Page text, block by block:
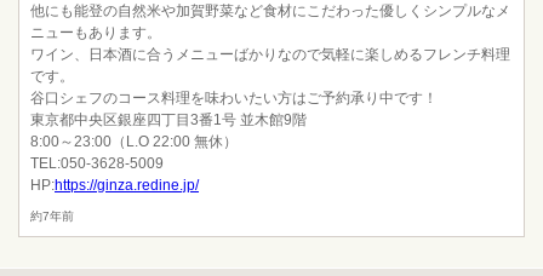
他にも能登の自然米や加賀野菜など食材にこだわった優しくシンプルなメ
ニューもあります。
ワイン、日本酒に合うメニューばかりなので気軽に楽しめるフレンチ料理
です。
谷口シェフのコース料理を味わいたい方はご予約承り中です！
東京都中央区銀座四丁目3番1号 並木館9階
8:00～23:00（L.O 22:00 無休）
TEL:050-3628-5009
HP:https://ginza.redine.jp/
約7年前